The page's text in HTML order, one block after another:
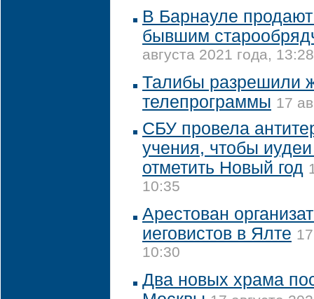
В Барнауле
бывшим
августа 2021 года, 13:28
Талибы разрешили
телепрограммы 17
СБУ провела
учения, чтобы
отметить Новый год
10:35
Арестован
иеговистов в Ялте
10:30
Два новых храма